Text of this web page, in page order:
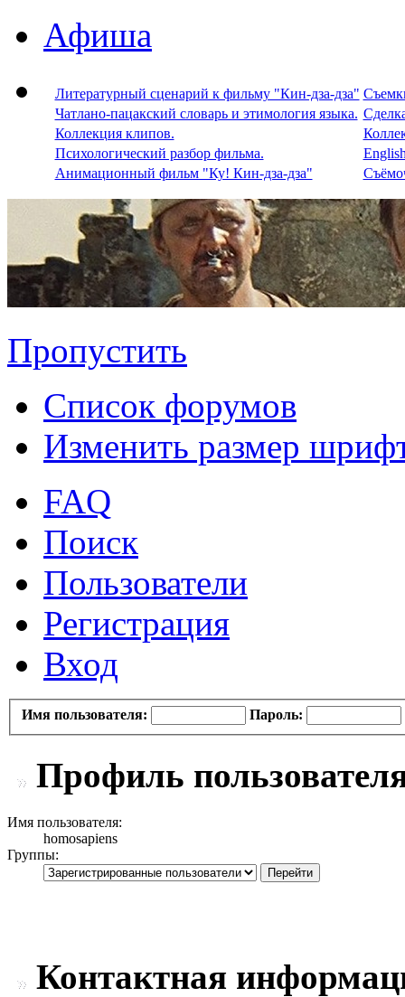
Афиша
Литературный сценарий к фильму "Кин-дза-дза"
Чатлано-пацакский словарь и этимология языка.
Коллекция клипов.
Психологический разбор фильма.
Анимационный фильм "Ку! Кин-дза-дза"
Пропустить
Список форумов
Изменить размер
FAQ
Поиск
Пользователи
Регистрация
Вход
Имя пользователя: Пароль:
Профиль
Имя пользователя:
homosapiens
Группы:
Контактная